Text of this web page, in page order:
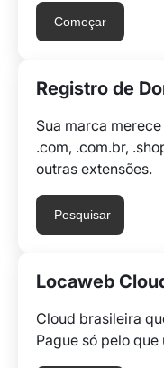
Começar
Registro de
Sua marca
.com, .com.br,
outras extensões.
Pesquisar
Locaweb
Cloud brasileira
Pague só pelo que